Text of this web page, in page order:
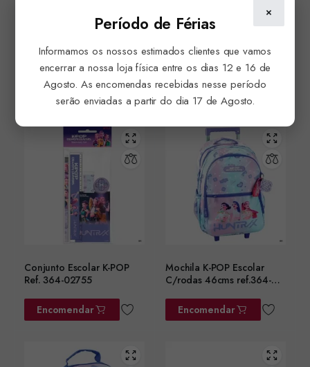
Mochila 42cms ref.
BZ5744C
Encomendar
Mochila 42cms ref.
BZ5744D
Encomendar
Conjunto Escolar K-POP
Ref. 364-02755
Encomendar
Mochila K-POP Escolar
C/rodas 46cms ref.364-
Encomendar
×
Período de Férias
Informamos os nossos estimados clientes que vamos
encerrar a nossa loja física entre os dias 12 e 16 de
Agosto. As encomendas recebidas nesse período
serão enviadas a partir do dia 17 de Agosto.